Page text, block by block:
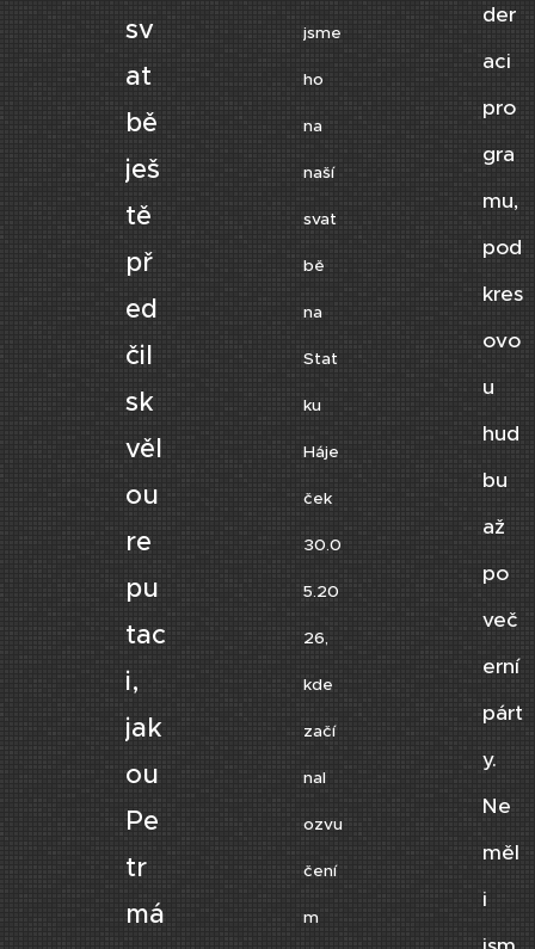
sv
at
bě
ješ
tě
př
ed
čil
sk
věl
ou
re
pu
tac
i,
jak
ou
Pe
tr
má
jsme
ho
na
naší
svat
bě
na
Stat
ku
Háje
ček
30.0
5.20
26,
kde
začí
nal
ozvu
čení
m
der
aci
pro
gra
mu,
pod
kres
ovo
u
hud
bu
až
po
več
erní
párt
y.
Ne
měl
i